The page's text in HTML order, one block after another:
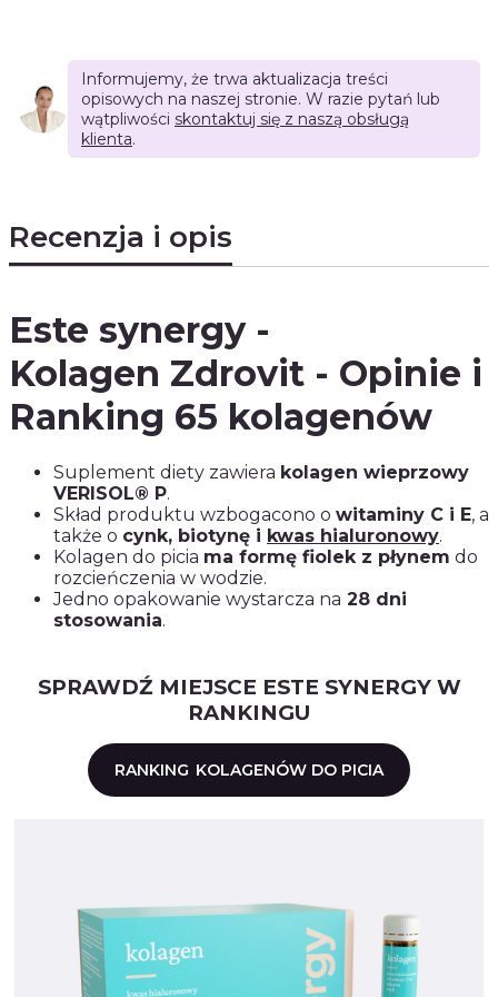
Informujemy, że trwa aktualizacja treści
opisowych na naszej stronie. W razie pytań lub
wątpliwości skontaktuj się z naszą obsługą
klienta.
Recenzja i opis
Este synergy -
Kolagen Zdrovit - Opinie i
Ranking 65 kolagenów
Suplement diety zawiera kolagen wieprzowy
VERISOL® P.
Skład produktu wzbogacono o witaminy C i E, a
także o cynk, biotynę i kwas hialuronowy.
Kolagen do picia ma formę fiolek z płynem do
rozcieńczenia w wodzie.
Jedno opakowanie wystarcza na 28 dni
stosowania.
SPRAWDŹ MIEJSCE ESTE SYNERGY W
RANKINGU
RANKING KOLAGENÓW DO PICIA